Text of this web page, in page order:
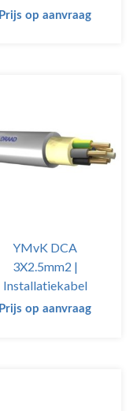
Prijs op aanvraag
YMvK DCA
3X2.5mm2 |
Installatiekabel
Prijs op aanvraag